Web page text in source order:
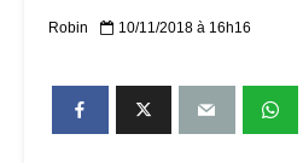
Robin 10/11/2018 à 16h16